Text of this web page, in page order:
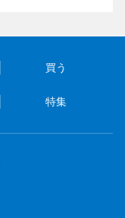
買う
特集